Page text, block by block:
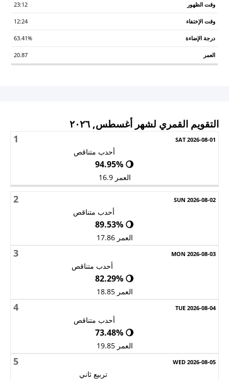
23:12
12:24
63.41%
20.87
التقويم القمري لشهر أغسطس, ٢٠٢٦
الأحد الاثنين 1
أحدب متناقص
🌖 94.95%
العمر 16.9
2
أحدب متناقص
🌖 89.53%
العمر 17.86
3
أحدب متناقص
🌖 82.29%
العمر 18.85
4
أحدب متناقص
🌖 73.48%
العمر 19.85
5
تربيع ثاني